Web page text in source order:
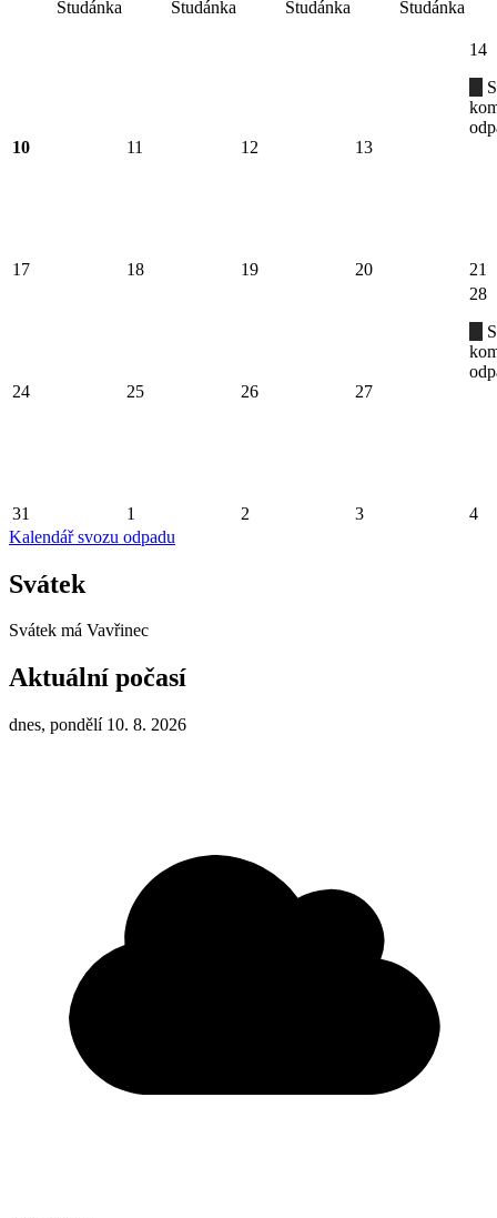
Studánka Studánka Studánka Studánka
10 11 12 13
14
17 18 19 20 21
24 25 26 27
28
31 1 2 3
4
Kalendář svozu odpadu
Svátek
Svátek má Vavřinec
Aktuální počasí
dnes, pondělí 10. 8. 2026